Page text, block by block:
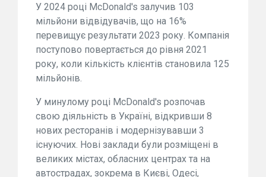
У 2024 році McDonald's залучив 103
мільйони відвідувачів, що на 16%
перевищує результати 2023 року. Компанія
поступово повертається до рівня 2021
року, коли кількість клієнтів становила 125
мільйонів.
У минулому році McDonald's розпочав
свою діяльність в Україні, відкривши 8
нових ресторанів і модернізувавши 3
існуючих. Нові заклади були розміщені в
великих містах, обласних центрах та на
автострадах, зокрема в Києві, Одесі,